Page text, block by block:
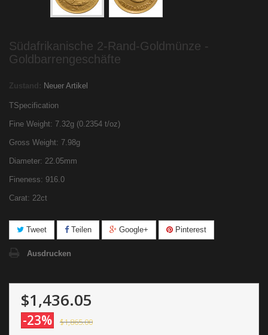
Südafrikanische 2-Rand-Goldmünze -
Goldbarrengeschäfte
Zustand: Neuer Artikel
TSpecification
Fine Weight: 7.32g (0.2354 t/oz)
Gross Weight: 7.98g
Diameter: 22.05mm
Fineness: 916.0
Carat: 22ct
Tweet Teilen Google+ Pinterest
Ausdrucken
$1,436.05
-23% $1,865.00